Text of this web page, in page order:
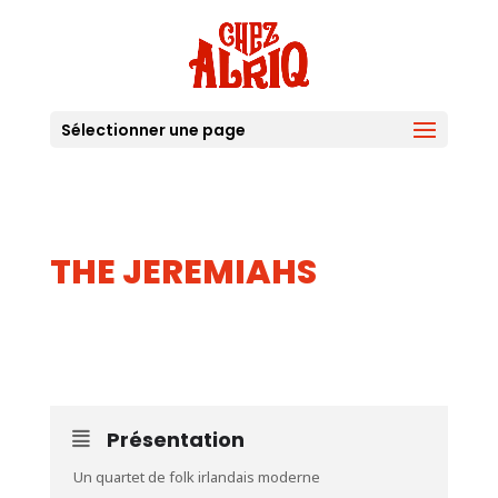
Sélectionner une page
THE JEREMIAHS
Présentation
Un quartet de folk irlandais moderne